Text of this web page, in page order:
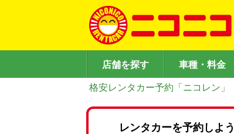
店舗を探す 車種・料金
格安レンタカー予約「ニコレン」
レンタカーを予約しよう